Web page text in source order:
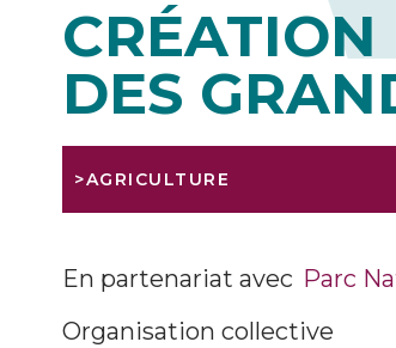
CRÉATION
DES
>AGRICULTURE
En partenariat avec Parc
Organisation collective